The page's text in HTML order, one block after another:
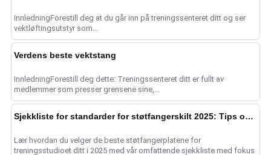
InnledningForestill deg at du går inn på treningssenteret ditt og ser
vektløftingsutstyr som...
Verdens beste vektstang
InnledningForestill deg dette: Treningssenteret ditt er fullt av
medlemmer som presser grensene sine,...
Sjekkliste for standarder for støtfangerskilt 2025: Tips om kvalitet
Lær hvordan du velger de beste støtfangerplatene for
treningsstudioet ditt i 2025 med vår omfattende sjekkliste med fokus